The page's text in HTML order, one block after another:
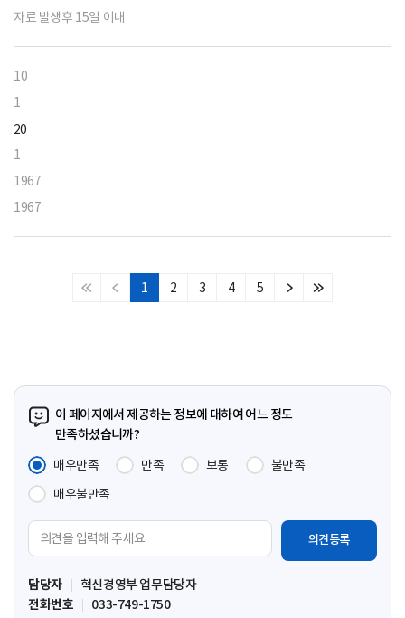
자료 발생후 15일 이내
10
1
20
1
1967
1967
처
이
1 2 3 4 5
다
마
이 페이지에서 제공하는 정보에 대하여 어느 정도
만족하셨습니까?
매우만족
만족 보통
불만족
매우불만족
견
입
력
담당자
혁신경영부 업무담당자
전화번호
033-749-1750